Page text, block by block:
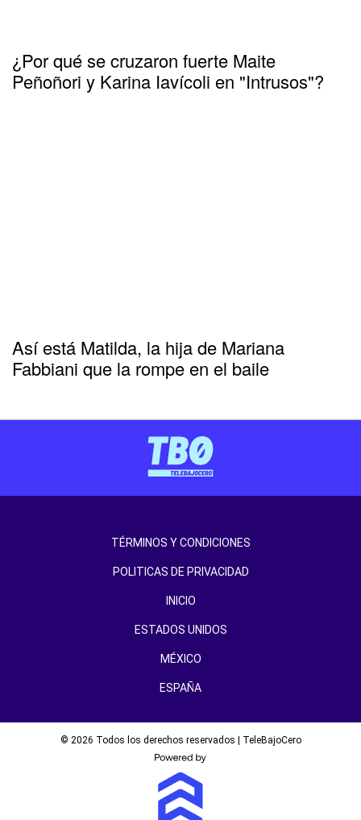
¿Por qué se cruzaron fuerte Maite
Peñoñori y Karina Iavícoli en "Intrusos"?
Así está Matilda, la hija de Mariana
Fabbiani que la rompe en el baile
TÉRMINOS Y CONDICIONES
POLITICAS DE PRIVACIDAD
INICIO
ESTADOS UNIDOS
MÉXICO
ESPAÑA
© 2026 Todos los derechos reservados | TeleBajoCero